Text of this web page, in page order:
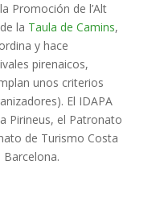
Promoción de l’Alt
la Taula de Camins,
y hace
pirenaicos,
unos criterios
El IDAPA
Pirineus, el Patronato
de Turismo Costa